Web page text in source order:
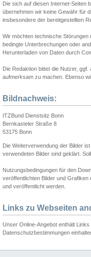
Die sich auf diesen Internet-Seiten
übernehmen wir keine Gewähr für
insbesondere der bereitgestellten
Wir möchten technische
bedingte Unterbrechungen oder
Herunterladen von Daten durch
Die Redaktion bittet die Nutzer,
aufmerksam zu machen. Ebenso
Bildnachweis:
ITZBund Dienstsitz Bonn
Bernkasteler Straße 8
53175 Bonn
Die Weiterverwendung der Bilder
verwendeten Bilder sind geklärt.
Nutzungsbedingungen für den
veröffentlichten Bilder und
und veröffentlicht werden.
Links zu Webseiten
Unser Online-Angebot enthält
Datenschutzbestimmungen